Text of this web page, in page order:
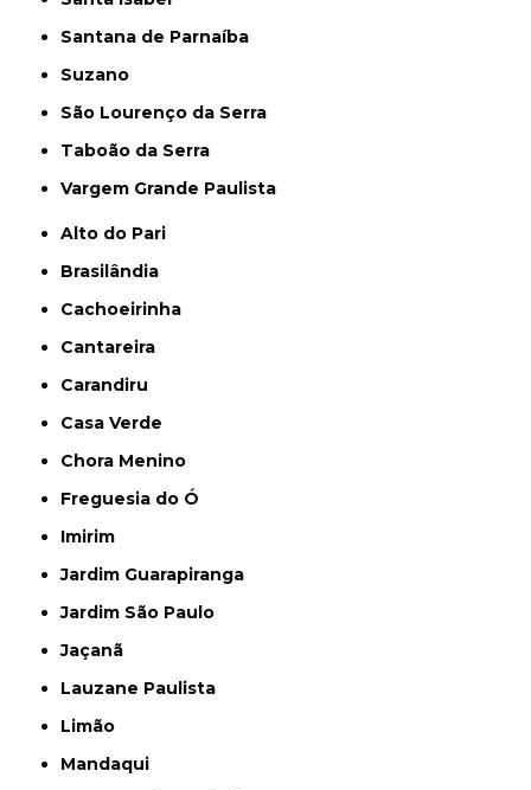
Santana de Parnaíba
Suzano
São Lourenço da Serra
Taboão da Serra
Vargem Grande Paulista
Alto do Pari
Brasilândia
Cachoeirinha
Cantareira
Carandiru
Casa Verde
Chora Menino
Freguesia do Ó
Imirim
Jardim Guarapiranga
Jardim São Paulo
Jaçanã
Lauzane Paulista
Limão
Mandaqui